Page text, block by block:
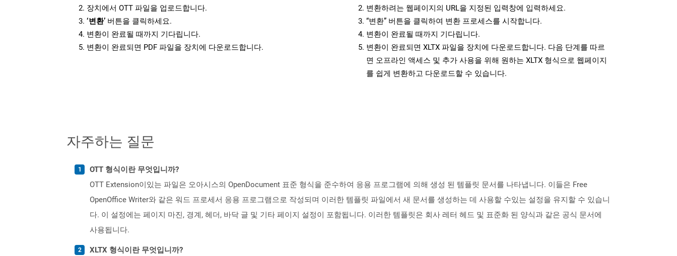
장치에서 OTT 파일을 업로드합니다.
‘변환’ 버튼을 클릭하세요.
변환이 완료될 때까지 기다립니다.
변환이 완료되면 PDF 파일을 장치에 다운로드합니다.
변환하려는 웹페이지의 URL을 지정된 입력창에 입력하세요.
“변환” 버튼을 클릭하여 변환 프로세스를 시작합니다.
변환이 완료될 때까지 기다립니다.
변환이 완료되면 XLTX 파일을 장치에 다운로드합니다. 다음 단계를 따르
면 오프라인 액세스 및 추가 사용을 위해 원하는 XLTX 형식으로 웹페이지
를 쉽게 변환하고 다운로드할 수 있습니다.
자주하는 질문
OTT 형식이란 무엇입니까?
OTT Extension이있는 파일은 오아시스의 OpenDocument 표준 형식을 준수하여 응용 프로그램에 의해 생성 된 템플릿 문서를 나타냅니다. 이들은 Free
OpenOffice Writer와 같은 워드 프로세서 응용 프로그램으로 작성되며 이러한 템플릿 파일에서 새 문서를 생성하는 데 사용할 수있는 설정을 유지할 수 있습니
다. 이 설정에는 페이지 마진, 경계, 헤더, 바닥 글 및 기타 페이지 설정이 포함됩니다. 이러한 템플릿은 회사 레터 헤드 및 표준화 된 양식과 같은 공식 문서에
사용됩니다.
XLTX 형식이란 무엇입니까?